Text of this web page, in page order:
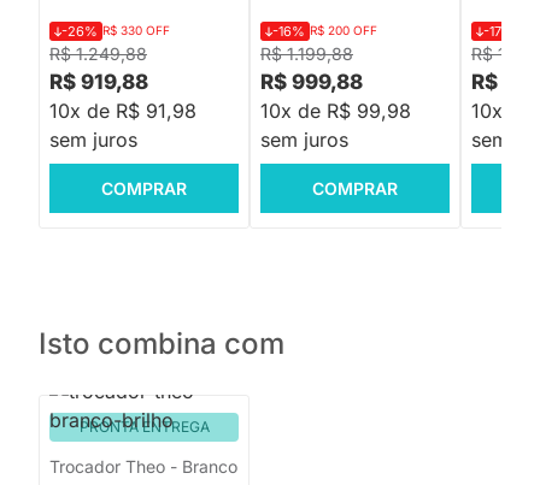
R$ 1.249,88
-26% R$ 330 OFF
R$ 919,88
10x de R$ 91,98
sem juros
COMPRAR
R$ 1.199,88
-16% R$ 200 OFF
R$ 999,88
10x de R$ 99,98
sem juros
COMPRAR
R$
-17%
R$
10x de
sem
Isto combina com
PRONTA ENTREGA
Trocador Theo - Branco